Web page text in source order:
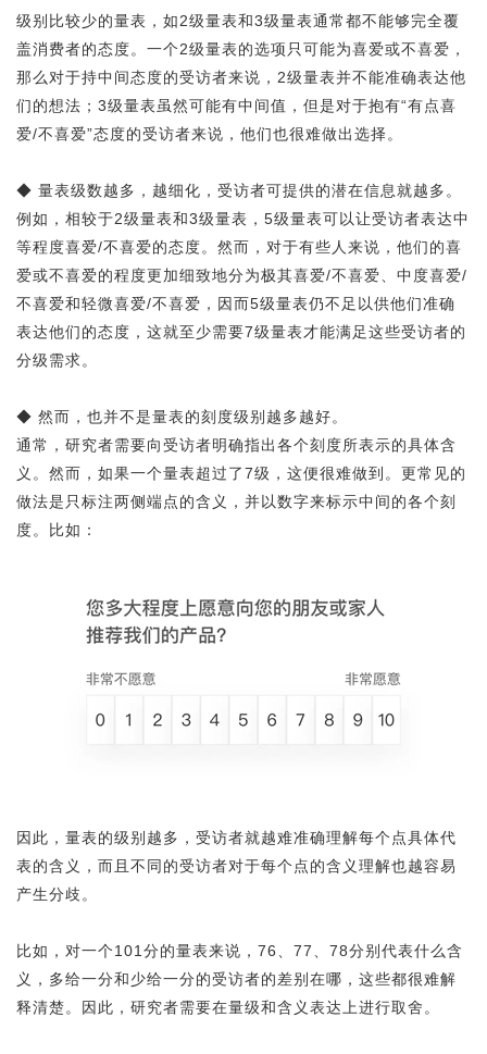
级别比较少的量表，如2级量表和3级量表通常都不能够完全覆
盖消费者的态度。一个2级量表的选项只可能为喜爱或不喜爱，
那么对于持中间态度的受访者来说，2级量表并不能准确表达他
们的想法；3级量表虽然可能有中间值，但是对于抱有“有点喜
爱/不喜爱”态度的受访者来说，他们也很难做出选择。
◆ 量表级数越多，越细化，受访者可提供的潜在信息就越多。
例如，相较于2级量表和3级量表，5级量表可以让受访者表达中
等程度喜爱/不喜爱的态度。然而，对于有些人来说，他们的喜
爱或不喜爱的程度更加细致地分为极其喜爱/不喜爱、中度喜爱/
不喜爱和轻微喜爱/不喜爱，因而5级量表仍不足以供他们准确
表达他们的态度，这就至少需要7级量表才能满足这些受访者的
分级需求。
◆ 然而，也并不是量表的刻度级别越多越好。
通常，研究者需要向受访者明确指出各个刻度所表示的具体含
义。然而，如果一个量表超过了7级，这便很难做到。更常见的
做法是只标注两侧端点的含义，并以数字来标示中间的各个刻
度。比如：
因此，量表的级别越多，受访者就越难准确理解每个点具体代
表的含义，而且不同的受访者对于每个点的含义理解也越容易
产生分歧。
比如，对一个101分的量表来说，76、77、78分别代表什么含
义，多给一分和少给一分的受访者的差别在哪，这些都很难解
释清楚。因此，研究者需要在量级和含义表达上进行取舍。